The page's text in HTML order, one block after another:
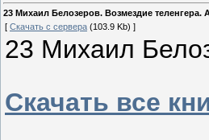
23 Михаил Белозеров. Возмездие теленгера.
[ Скачать с сервера (103.9 Kb) ]
23 Михаил
Скачать все